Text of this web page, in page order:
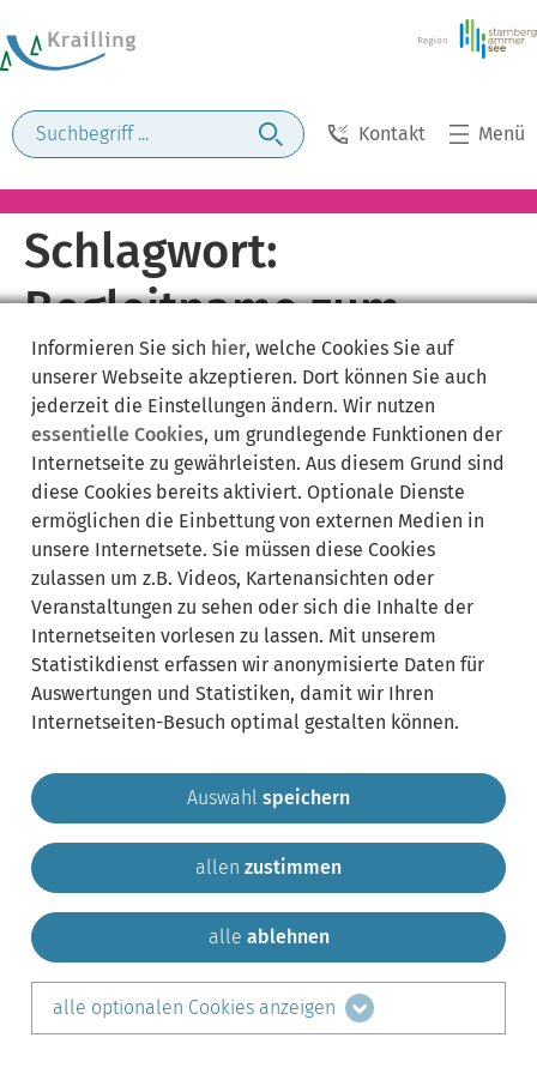
Kontakt Menü
Schlagwort:
Begleitname zum
Ehenamen
Gemeinde Krailling Impressum
Sitemap
Kontakt
teilen auf:
LinkedIn
Informieren Sie sich hier, welche Cookies Sie auf
unserer Webseite akzeptieren. Dort können Sie auch
jederzeit die Einstellungen ändern. Wir nutzen
essentielle Cookies, um grundlegende Funktionen der
Internetseite zu gewährleisten. Aus diesem Grund sind
diese Cookies bereits aktiviert. Optionale Dienste
ermöglichen die Einbettung von externen Medien in
unsere Internetsete. Sie müssen diese Cookies
zulassen um z.B. Videos, Kartenansichten oder
Veranstaltungen zu sehen oder sich die Inhalte der
Internetseiten vorlesen zu lassen. Mit unserem
Statistikdienst erfassen wir anonymisierte Daten für
Auswertungen und Statistiken, damit wir Ihren
Internetseiten-Besuch optimal gestalten können.
Auswahl speichern
allen zustimmen
alle ablehnen
alle optionalen Cookies anzeigen